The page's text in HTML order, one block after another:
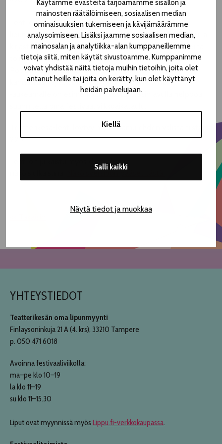
Käytämme evästeitä tarjoamamme sisällön ja
mainosten räätälöimiseen, sosiaalisen median
ominaisuuksien tukemiseen ja kävijämäärämme
analysoimiseen. Lisäksi jaamme sosiaalisen median,
mainosalan ja analytiikka-alan kumppaneillemme
tietoja siitä, miten käytät sivustoamme. Kumppanimme
voivat yhdistää näitä tietoja muihin tietoihin, joita olet
antanut heille tai joita on kerätty, kun olet käyttänyt
heidän palvelujaan.
Kiellä
Salli kaikki
Näytä tiedot ja muokkaa
Lehti on jaossa esimerkiksi Teatterikesän omassa
lipunmyynnissä, hotellien auloissa, museoiden infopisteillä,
kirjastoissa ja keskusta-alueen kahviloissa. Jakelupaikkoina
toimivat esimerkiksi pääkirjasto Metso ja Visit Tampere
PopUp -piste Keskustorin Kesäkeitaalla. Lehtinen
kannattaa napata matkaan, sillä Tunnista tuntiin
‑aukeamalle on esimerkiksi korostustussin avulla helppoa
Teatterikesä-lehti löytyy myös Aamulehden välistä tiistaina
22.7.
Lehti on julkaistu myös digitaalisena
YHTEYSTIEDOT
Teatterikesän oma lipunmyynti
Finlaysoninkuja 21 A (4. krs), 33210 Tampere
p. 050 471 6018
Avoinna festivaaliviikolla:
ma–pe klo 10–19
la klo 11–19
su klo 11–15.30
Liput ovat myynnissä myös Lippu.fi-verkkokaupassa.